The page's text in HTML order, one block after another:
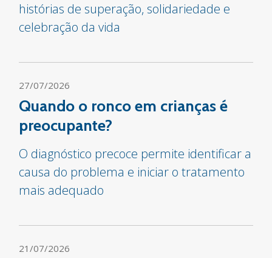
histórias de superação, solidariedade e
celebração da vida
27/07/2026
Quando o ronco em crianças é
preocupante?
O diagnóstico precoce permite identificar a
causa do problema e iniciar o tratamento
mais adequado
21/07/2026